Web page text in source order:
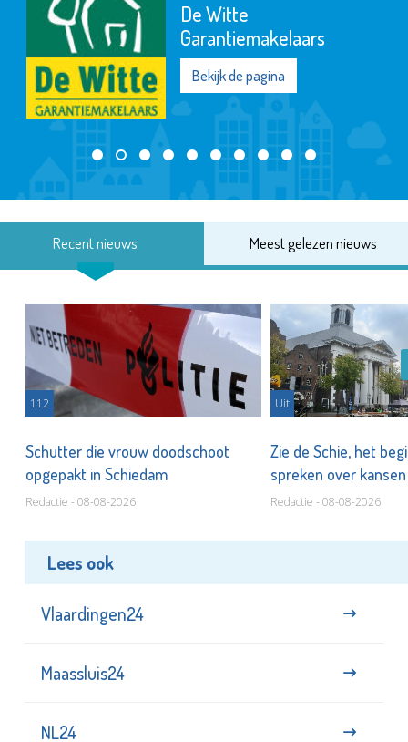
De Witte
Garantiemakelaars
Bekijk de pagina
Recent nieuws Meest gelezen nieuws
112
Schutter die vrouw doodschoot
opgepakt in Schiedam
Redactie - 08-08-2026
Uit
Zie de Schie, het
spreken over
Redactie - 08-08-2026
Lees ook
Vlaardingen24
Maassluis24
NL24